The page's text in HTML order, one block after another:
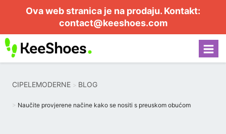
Ova web stranica je na prodaju. Kontakt:
contact@keeshoes.com
CIPELEMODERNE BLOG
Naučite provjerene načine kako se nositi s preuskom obućom